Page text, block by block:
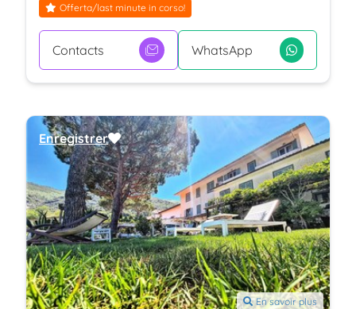
Offerta/last minute in corso!
Contacts WhatsApp
En savoir plus
Enregistrer